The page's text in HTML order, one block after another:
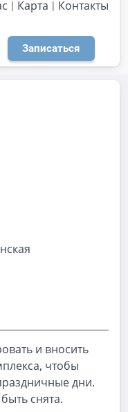
Карта Контакты
Записаться
и вносить
чтобы
дни.
снята.